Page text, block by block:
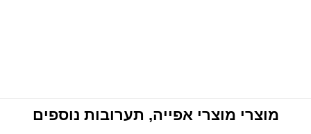
מוצרי מוצרי אפייה, תערובות נוספים